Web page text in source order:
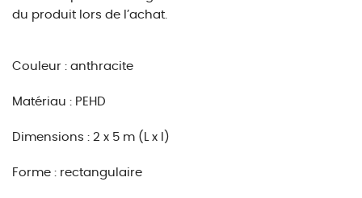
du produit lors de l’achat.
Couleur : anthracite
Matériau : PEHD
Dimensions : 2 x 5 m (L x l)
Forme : rectangulaire